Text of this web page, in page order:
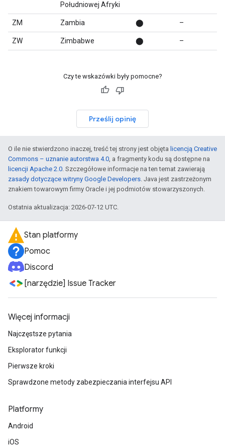
Południowej Afryki
ZM Zambia ⬤ –
ZW Zimbabwe ⬤ –
Czy te wskazówki były pomocne?
Prześlij opinię
O ile nie stwierdzono inaczej, treść tej strony jest objęta licencją Creative
Commons – uznanie autorstwa 4.0, a fragmenty kodu są dostępne na
licencji Apache 2.0. Szczegółowe informacje na ten temat zawierają
zasady dotyczące witryny Google Developers. Java jest zastrzeżonym
znakiem towarowym firmy Oracle i jej podmiotów stowarzyszonych.
Ostatnia aktualizacja: 2026-07-12 UTC.
Stan platformy
Pomoc
Discord
[narzędzie] Issue Tracker
Więcej informacji
Najczęstsze pytania
Eksplorator funkcji
Pierwsze kroki
Sprawdzone metody zabezpieczania interfejsu API
Platformy
Android
iOS